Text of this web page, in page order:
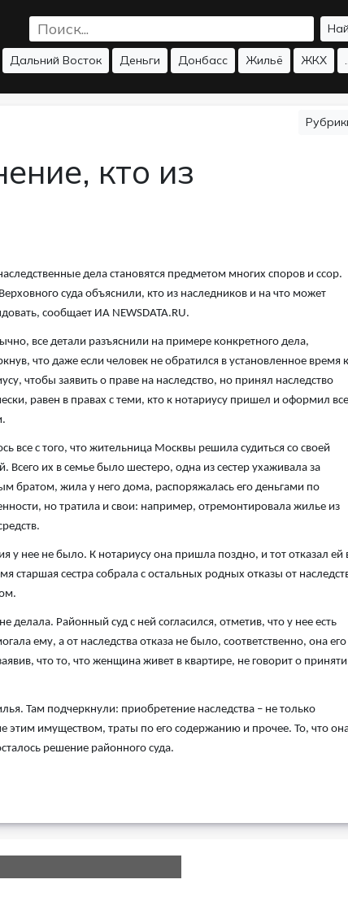
Дальний Восток Деньги Донбасс Жильё ЖКХ
кто из
дела становятся предметом многих споров и ссор.
суда объяснили, кто из наследников и на что может
сообщает ИА NEWSDATA.RU.
все детали разъяснили на примере конкретного дела,
что даже если человек не обратился в установленное время к
чтобы заявить о праве на наследство, но принял наследство
равен в правах с теми, кто к нотариусу пришел и оформил все
все с того, что жительница Москвы решила судиться со своей
Всего их в семье было шестеро, одна из сестер ухаживала за
братом, жила у него дома, распоряжалась его деньгами по
но тратила и свои: например, отремонтировала жилье из
у нее не было. К нотариусу она пришла поздно, и тот отказал ей
сестра собрала с остальных родных отказы от
делала. Районный суд с ней согласился, отметив, что у нее есть
ему, а от наследства отказа не было, соответственно, она его
что то, что женщина живет в квартире, не говорит о
Там подчеркнули: приобретение наследства – не только
этим имуществом, траты по его содержанию и прочее. То, что
решение районного суда.